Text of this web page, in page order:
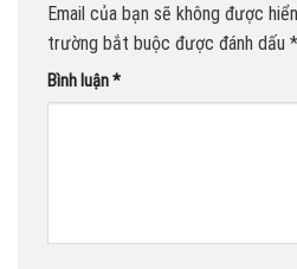
Email của bạn sẽ không được
trường bắt buộc được đánh dấu *
Bình luận*